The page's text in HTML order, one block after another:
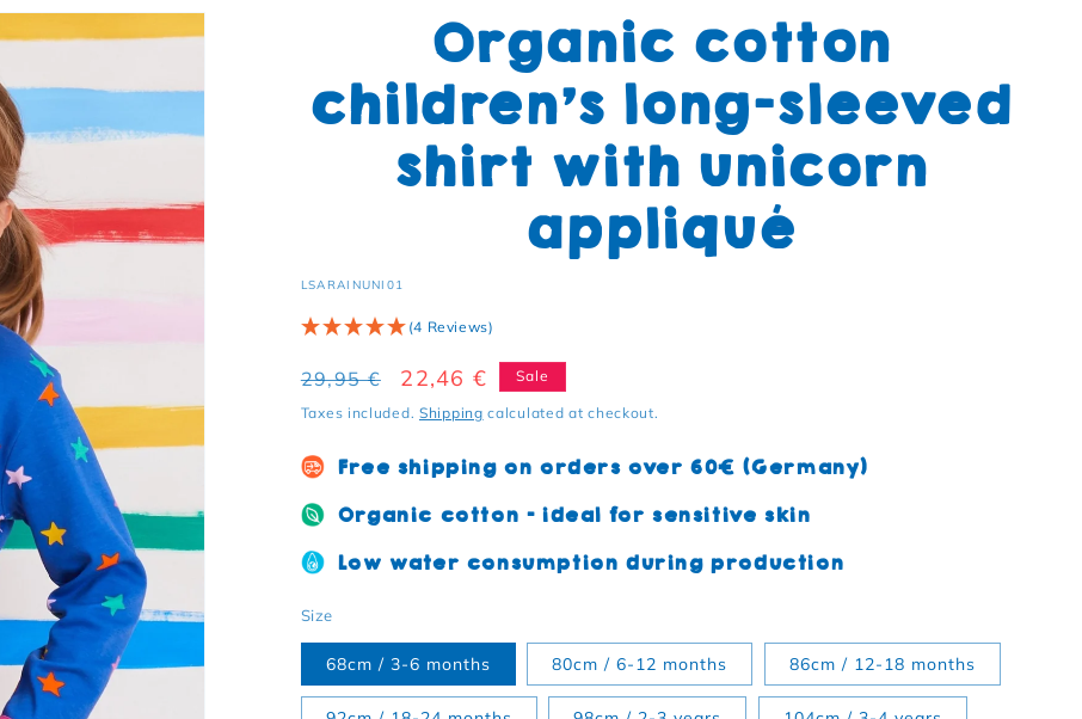
Organic cotton
children's long-sleeved
shirt with unicorn
appliqué
SKU:
LSARAINUNI01
(4 Reviews)
Regular price
29,95 € Sale price
22,46 € Sale
Taxes included. Shipping calculated at checkout.
Free shipping on orders over 60€ (Germany)
Organic cotton - ideal for sensitive skin
Low water consumption during production
Size
68cm / 3-6 months 80cm / 6-12 months 86cm / 12-18 months